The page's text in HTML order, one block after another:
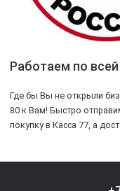
Работаем по
Где бы Вы не открыли
80 к Вам! Быстро
покупку в Касса 77, а